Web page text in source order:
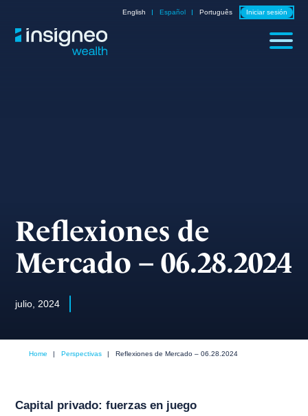
English Español Português Iniciar sesión
Reflexiones de
Mercado – 06.28.2024
julio, 2024
Home | Perspectivas | Reflexiones de Mercado – 06.28.2024
Capital privado: fuerzas en juego